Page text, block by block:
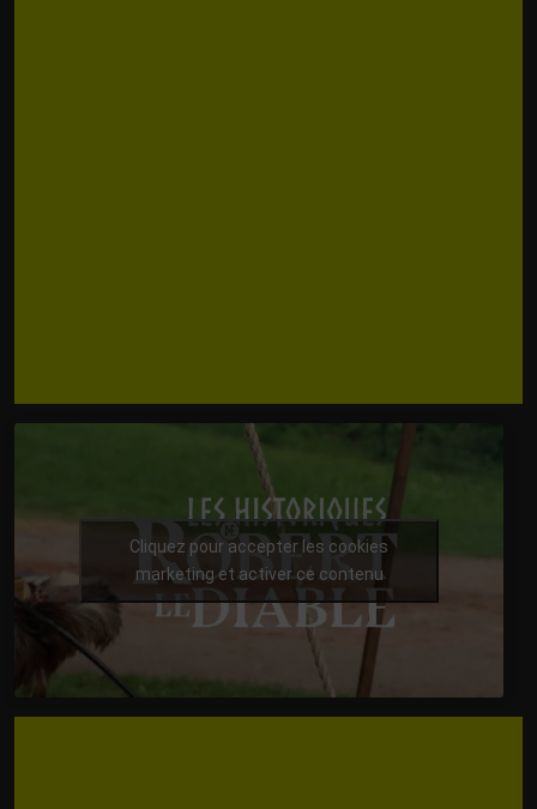
Cliquez pour accepter les cookies
marketing et activer ce contenu